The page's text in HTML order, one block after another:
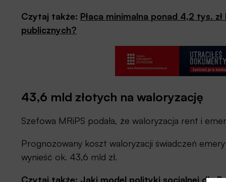
Czytaj także: Płaca minimalna ponad 4,2 tys.
publicznych?
43,6 mld złotych na waloryzację
Szefowa MRiPS podała, że waloryzacja rent i
Prognozowany koszt waloryzacji świadczeń
wynieść ok. 43,6 mld zł.
Czytaj także: Jaki model polityki socjalnej dla